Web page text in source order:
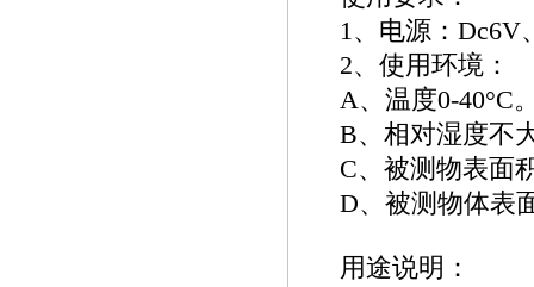
1、电源：Dc6V
2、使用环境：
A、温度0-40°C
B、相对湿度不
C、被测物表面
D、被测物体表
用途说明：